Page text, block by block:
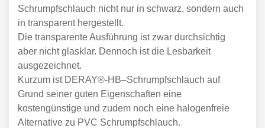
Schrumpfschlauch nicht nur in schwarz, sondern auch
in transparent hergestellt.
Die transparente Ausführung ist zwar durchsichtig
aber nicht glasklar. Dennoch ist die Lesbarkeit
ausgezeichnet.
Kurzum ist DERAY®-HB–Schrumpfschlauch auf
Grund seiner guten Eigenschaften eine
kostengünstige und zudem noch eine halogenfreie
Alternative zu PVC Schrumpfschlauch.